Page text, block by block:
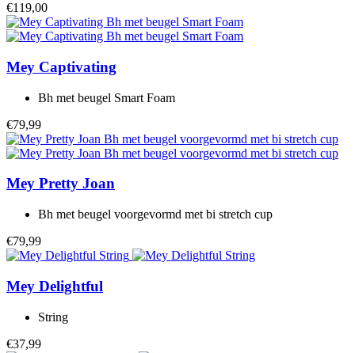
€119,00
Mey Captivating
Bh met beugel Smart Foam
€79,99
Mey Pretty Joan
Bh met beugel voorgevormd met bi stretch cup
€79,99
Mey Delightful
String
€37,99